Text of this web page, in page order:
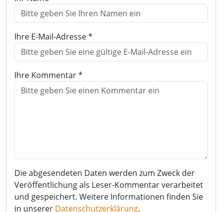
Ihre E-Mail-Adresse *
Ihre Kommentar *
Die abgesendeten Daten werden zum Zweck der
Veröffentlichung als Leser-Kommentar verarbeitet
und gespeichert. Weitere Informationen finden Sie
in unserer Datenschutzerklärung.